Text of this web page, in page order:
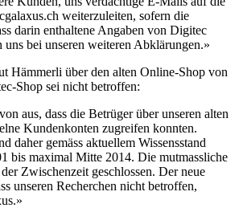
weiterzuleiten, sofern die
darin enthaltene Angaben von Digitec
uns bei unseren weiteren Abklärungen.»
Hämmerli über den alten Online-Shop von
Shop sei nicht betroffen:
aus, dass die Betrüger über unseren alten
Kundenkonten zugreifen konnten.
daher gemäss aktuellem Wissensstand
bis maximal Mitte 2014. Die mutmassliche
Zwischenzeit geschlossen. Der neue
unseren Recherchen nicht betroffen,